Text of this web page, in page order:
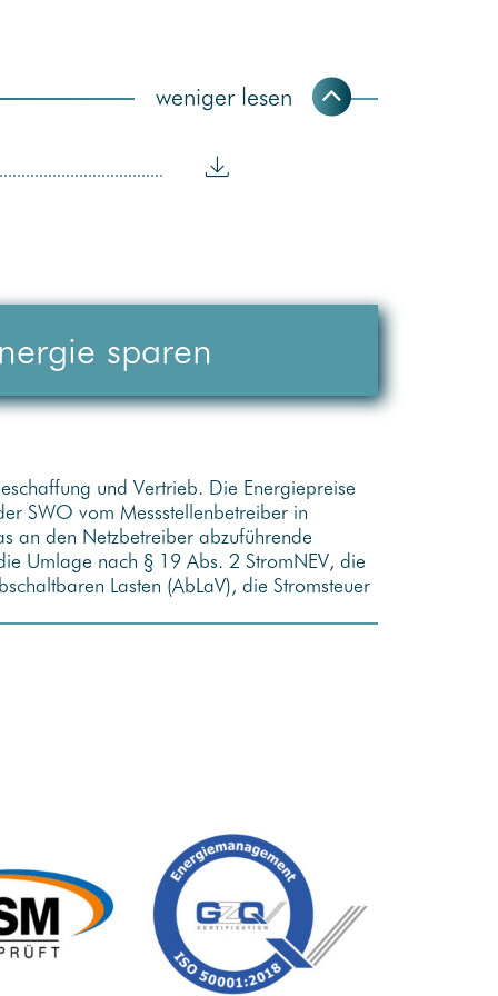
sparen
und Vertrieb. Die Energiepreise
SWO vom Messstellenbetreiber in
an den Netzbetreiber abzuführende
Umlage nach § 19 Abs. 2 StromNEV, die
Lasten (AbLaV), die Stromsteuer